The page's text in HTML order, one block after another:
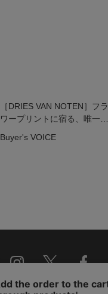
［DRIES VAN NOTEN］フラ
ワープリントに宿る、唯一無
Buyer's VOICE